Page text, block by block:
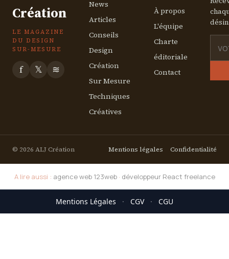
Création
LE MAGAZINE
DU DESIGN
SUR-MESURE
f 𝕏 ≋
News
Articles
Conseils
Design
Création
Sur Mesure
Techniques
Créatives
À propos
L'équipe
Charte
éditoriale
Contact
© 2026 ALJ Création Mentions légales Confidentialité
A lire aussi : agence web 123web· développeur React freelance
Mentions Légales · CGV · CGU